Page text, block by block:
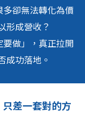
多卻無法轉化為價
形成營收？
要做」，真正拉開
成功落地。
差一套對的方